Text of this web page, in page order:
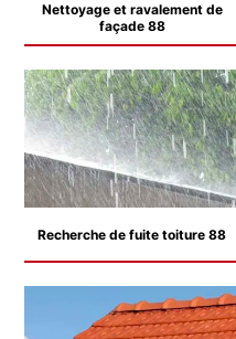
Nettoyage et ravalement de
façade 88
Recherche de fuite toiture 88